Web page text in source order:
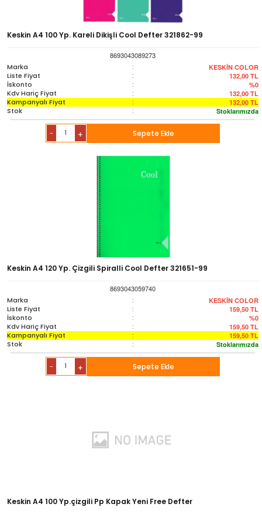
Keskin A4 100 Yp. Kareli Dikişli Cool Defter 321862-99
8693043089273
Marka
: KESKİN COLOR
Liste Fiyat : 132,00 TL
İskonto : %0
Kdv Hariç Fiyat : 132,00 TL
Kampanyalı Fiyat : 132,00 TL
Stok : Stoklarımızda
- + Sepete Ekle
Keskin A4 120 Yp. Çizgili Spiralli Cool Defter 321651-99
8693043059740
Marka
: KESKİN COLOR
Liste Fiyat : 159,50 TL
İskonto : %0
Kdv Hariç Fiyat : 159,50 TL
Kampanyalı Fiyat : 159,50 TL
Stok : Stoklarımızda
- + Sepete Ekle
Keskin A4 100 Yp.çizgili Pp Kapak Yeni Free Defter